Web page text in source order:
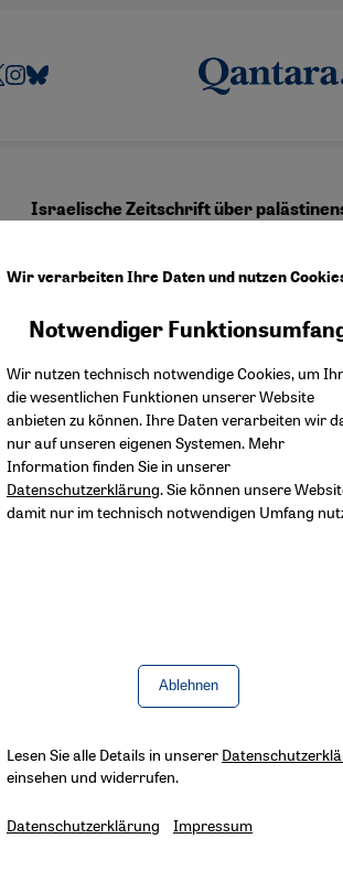
Israelische Zeitschrift über
Nakba auf
Deutsch
Wir verarbeiten Ihre Daten und nutzen
Notwendiger
Wir nutzen technisch notwendige Cookies, um
die wesentlichen Funktionen unserer Website
anbieten zu können. Ihre Daten verarbeiten wir
nur auf unseren eigenen Systemen. Mehr
Information finden Sie in unserer
Datenschutzerklärung. Sie können unsere
damit nur im technisch notwendigen Umfang
Ablehnen
Lesen Sie alle Details in unserer
einsehen und widerrufen.
Datenschutzerklärung Impressum